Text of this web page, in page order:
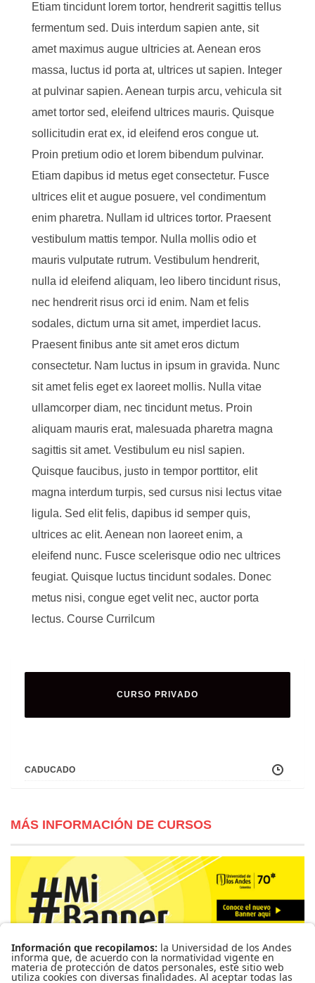
Etiam tincidunt lorem tortor, hendrerit sagittis tellus
fermentum sed. Duis interdum sapien ante, sit
amet maximus augue ultricies at. Aenean eros
massa, luctus id porta at, ultrices ut sapien. Integer
at pulvinar sapien. Aenean turpis arcu, vehicula sit
amet tortor sed, eleifend ultrices mauris. Quisque
sollicitudin erat ex, id eleifend eros congue ut.
Proin pretium odio et lorem bibendum pulvinar.
Etiam dapibus id metus eget consectetur. Fusce
ultrices elit et augue posuere, vel condimentum
enim pharetra. Nullam id ultrices tortor. Praesent
vestibulum mattis tempor. Nulla mollis odio et
mauris vulputate rutrum. Vestibulum hendrerit,
nulla id eleifend aliquam, leo libero tincidunt risus,
nec hendrerit risus orci id enim. Nam et felis
sodales, dictum urna sit amet, imperdiet lacus.
Praesent finibus ante sit amet eros dictum
consectetur. Nam luctus in ipsum in gravida. Nunc
sit amet felis eget ex laoreet mollis. Nulla vitae
ullamcorper diam, nec tincidunt metus. Proin
aliquam mauris erat, malesuada pharetra magna
sagittis sit amet. Vestibulum eu nisl sapien.
Quisque faucibus, justo in tempor porttitor, elit
magna interdum turpis, sed cursus nisi lectus vitae
ligula. Sed elit felis, dapibus id semper quis,
ultrices ac elit. Aenean non laoreet enim, a
eleifend nunc. Fusce scelerisque odio nec ultrices
feugiat. Quisque luctus tincidunt sodales. Donec
metus nisi, congue eget velit nec, auctor porta
lectus. Course Currilcum
CURSO PRIVADO
CADUCADO
MÁS INFORMACIÓN DE CURSOS